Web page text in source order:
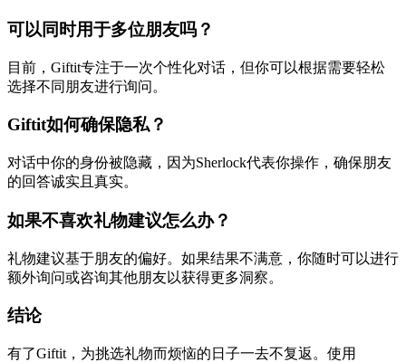
可以同时用于多位朋友吗？
目前，Giftit专注于一次个性化对话，但你可以根据需要轻松
选择不同朋友进行询问。
Giftit如何确保隐私？
对话中你的身份被隐藏，因为Sherlock代表你操作，确保朋友
的回答诚实且真实。
如果不喜欢礼物建议怎么办？
礼物建议基于朋友的偏好。如果结果不满意，你随时可以进行
额外询问或咨询其他朋友以获得更多洞察。
结论
有了Giftit，为挑选礼物而烦恼的日子一去不复返。使用